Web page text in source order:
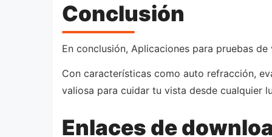
Conclusión
En conclusión, Aplicaciones para pruebas
Con características como auto refracción,
valiosa para cuidar tu vista desde cualquier
Enlaces de